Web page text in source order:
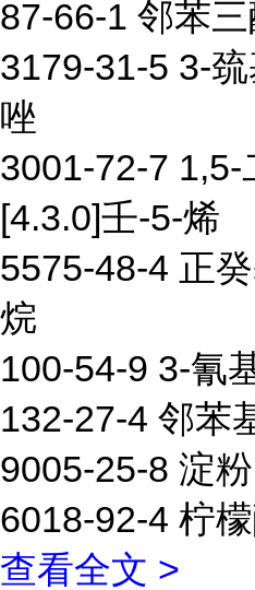
87-66-1 邻苯
3179-31-5 3-
唑
3001-72-7 1,5-
[4.3.0]壬-5-烯
5575-48-4 正
烷
100-54-9 3-氰
132-27-4 邻苯
9005-25-8 淀粉
6018-92-4 柠
查看全文 >